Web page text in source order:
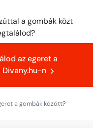
a gombák közt
az egeret a
Divany.hu-n
a gombák között?